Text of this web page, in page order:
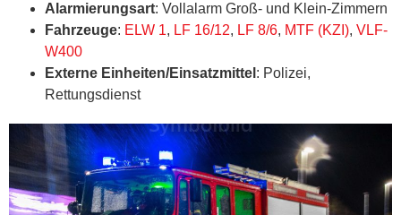
Alarmierungsart: Vollalarm Groß- und Klein-Zimmern
Fahrzeuge: ELW 1, LF 16/12, LF 8/6, MTF (KZI), VLF-
W400
Externe Einheiten/Einsatzmittel : Polizei,
Rettungsdienst